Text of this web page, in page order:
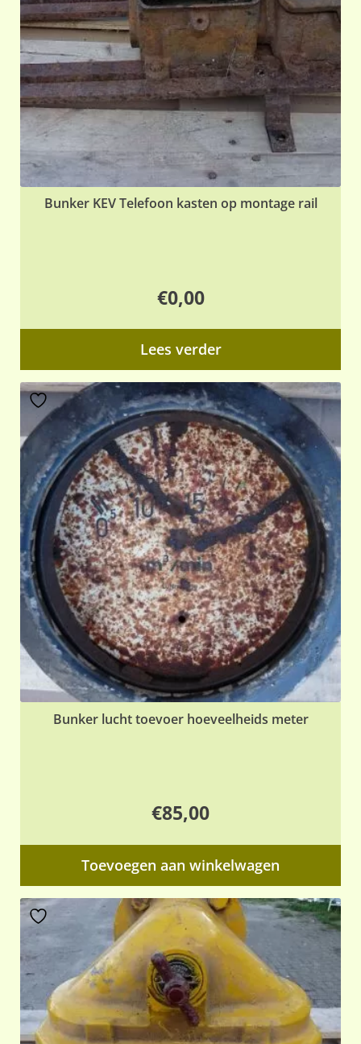
Bunker KEV Telefoon kasten op montage rail
€0,00
Lees verder
Bunker lucht toevoer hoeveelheids meter
€85,00
Toevoegen aan winkelwagen